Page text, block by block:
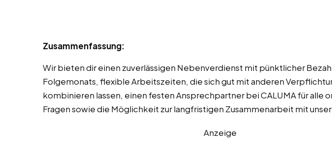
Zusammenfassung:
Wir bieten dir einen zuverlässigen Nebenverdienst mit pünktlicher
Folgemonats, flexible Arbeitszeiten, die sich gut mit anderen
kombinieren lassen, einen festen Ansprechpartner bei CALUMA für alle
Fragen sowie die Möglichkeit zur langfristigen Zusammenarbeit mit
Anzeige